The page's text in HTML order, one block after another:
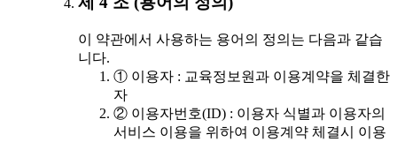
이 약관에서 사용하는 용어의 정의는 다음과 같습
니다.
① 이용자 : 교육정보원과 이용계약을 체결한
자
② 이용자번호(ID) : 이용자 식별과 이용자의
서비스 이용을 위하여 이용계약 체결시 이용